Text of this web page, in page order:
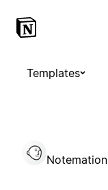
Templates
Notemation